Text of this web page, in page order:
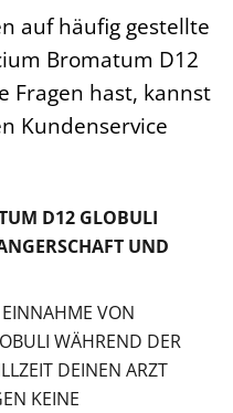
auf häufig gestellte
Bromatum D12
Fragen hast, kannst
Kundenservice
D12 GLOBULI
UND
VON
WÄHREND DER
DEINEN ARZT
KEINE